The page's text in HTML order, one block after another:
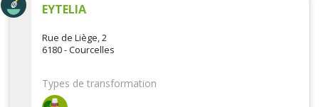
EYTELIA
Rue de Liège, 2
6180 - Courcelles
Types de transformation